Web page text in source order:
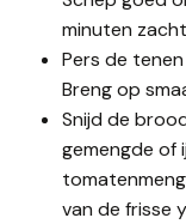
minuten
Pers de
Breng op
Snijd de
gemengde of
van de frisse